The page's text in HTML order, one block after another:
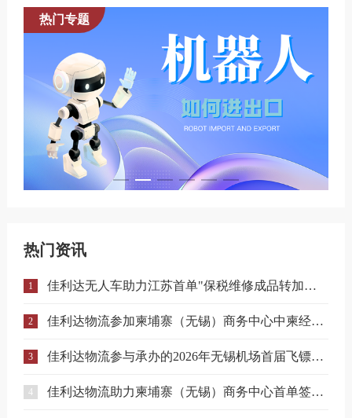
热门专题
热门资讯
1 佳利达无人车助力江苏首单"保税维修成品转加工再出口"业务落地
2 佳利达物流参加柬埔寨（无锡）商务中心中柬经贸合作专题座谈会
3 佳利达物流参与承办的2026年无锡机场首届飞镖邀请赛圆满落幕
4 佳利达物流助力柬埔寨（无锡）商务中心首单签约落地